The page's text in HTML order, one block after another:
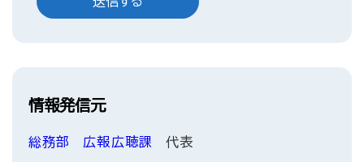
情報発信元
総務部 広報広聴課 代表